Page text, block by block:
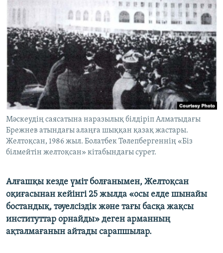
Русский
ЖАЗЫЛЫҢЫЗ
Басқа тілдерде
Мәскеудің саясатына наразылық білдіріп Алматыдағы
Брежнев атындағы алаңға шыққан қазақ жастары.
Желтоқсан, 1986 жыл. Болатбек Төлепбергеннің «Біз
білмейтін желтоқсан» кітабындағы сурет.
Алғашқы кезде үміт болғанымен, Желтоқсан
оқиғасынан кейінгі 25 жылда «осы елде шынайы
бостандық, тәуелсіздік және тағы басқа жақсы
институттар орнайды» деген арманның
ақталмағанын айтады сарапшылар.